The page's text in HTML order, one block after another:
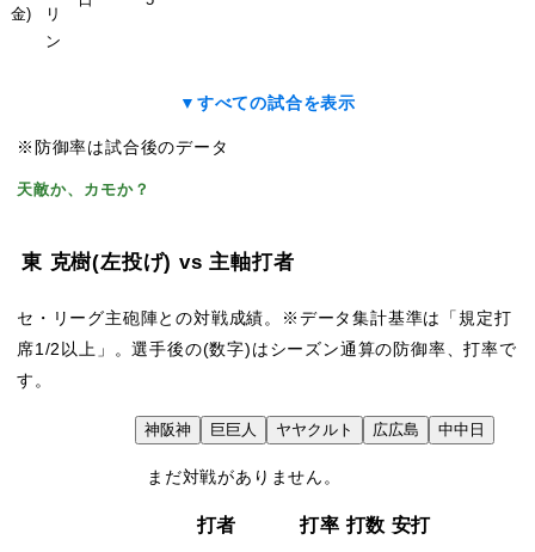
金)
リ
ン
▼すべての試合を表示
※防御率は試合後のデータ
天敵か、カモか？
東 克樹(左投げ) vs 主軸打者
セ・リーグ主砲陣との対戦成績。※データ集計基準は「規定打
席1/2以上」。選手後の(数字)はシーズン通算の防御率、打率で
す。
神阪神 巨巨人 ヤヤクルト 広広島 中中日
まだ対戦がありません。
打者 打率 打数 安打